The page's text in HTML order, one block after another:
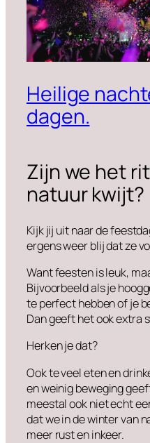
Heilige
dagen.
Zijn we het
natuur kwijt?
Kijk jij uit naar de
ergens weer blij dat ze
Want feesten is leuk,
Bijvoorbeeld als je
te perfect hebben of je
Dan geeft het ook extra
Herken je dat?
Ook te veel eten en
en weinig beweging
meestal ook niet echt
dat we in de winter van
meer rust en inkeer.